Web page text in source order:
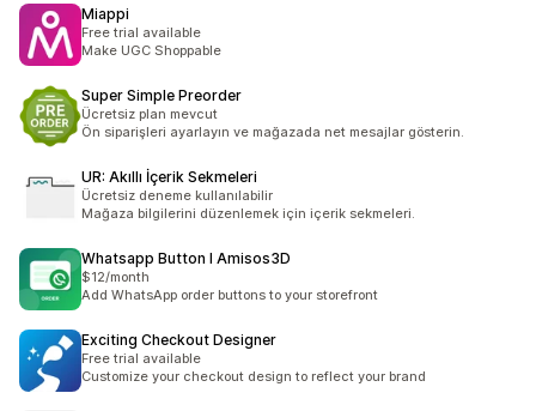
Miappi
Free trial available
Make UGC Shoppable
Super Simple Preorder
Ücretsiz plan mevcut
Ön siparişleri ayarlayın ve mağazada net mesajlar gösterin.
UR: Akıllı İçerik Sekmeleri
Ücretsiz deneme kullanılabilir
Mağaza bilgilerini düzenlemek için içerik sekmeleri.
Whatsapp Button l Amisos3D
$12/month
Add WhatsApp order buttons to your storefront
Exciting Checkout Designer
Free trial available
Customize your checkout design to reflect your brand